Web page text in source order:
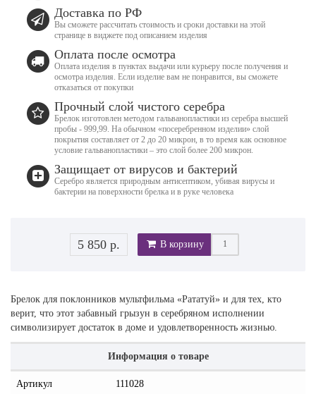
Доставка по РФ
Вы сможете рассчитать стоимость и сроки доставки на этой
странице в виджете под описанием изделия
Оплата после осмотра
Оплата изделия в пунктах выдачи или курьеру после получения и
осмотра изделия. Если изделие вам не понравится, вы сможете
отказаться от покупки
Прочный слой чистого серебра
Брелок изготовлен методом гальванопластики из серебра высшей
пробы - 999,99. На обычном «посеребренном изделии» слой
покрытия составляет от 2 до 20 микрон, в то время как основное
условие гальванопластики – это слой более 200 микрон.
Защищает от вирусов и бактерий
Серебро является природным антисептиком, убивая вирусы и
бактерии на поверхности брелка и в руке человека
5 850 р. В корзину
Брелок для поклонников мультфильма «Рататуй» и для тех, кто
верит, что этот забавный грызун в серебряном исполнении
символизирует достаток в доме и удовлетворенность жизнью.
Информация о товаре
Артикул 111028